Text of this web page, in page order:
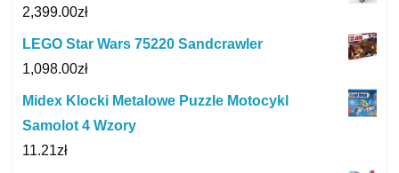
2,399.00zł
LEGO Star Wars 75220 Sandcrawler
1,098.00zł
Midex Klocki Metalowe Puzzle Motocykl
Samolot 4 Wzory
11.21zł